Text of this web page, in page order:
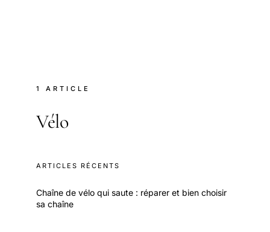
1 ARTICLE
Vélo
ARTICLES RÉCENTS
Chaîne de vélo qui saute : réparer et bien choisir
sa chaîne